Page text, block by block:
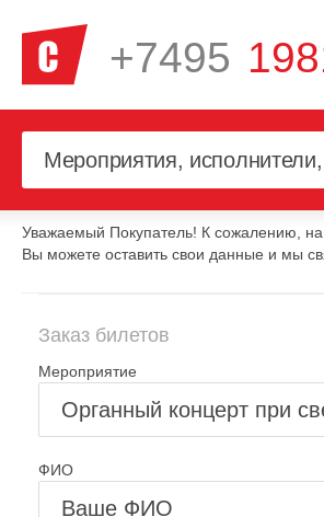
+7495
Уважаемый Покупатель! К сожалению,
Вы можете оставить свои данные и мы
Заказ билетов
Мероприятие
ФИО